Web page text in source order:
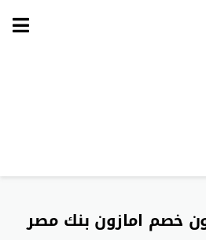
Skip
خصم امازون بنك مصر